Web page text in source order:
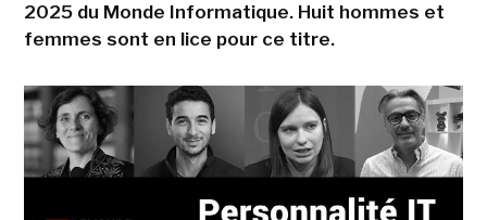
2025 du Monde Informatique. Huit hommes et
femmes sont en lice pour ce titre.